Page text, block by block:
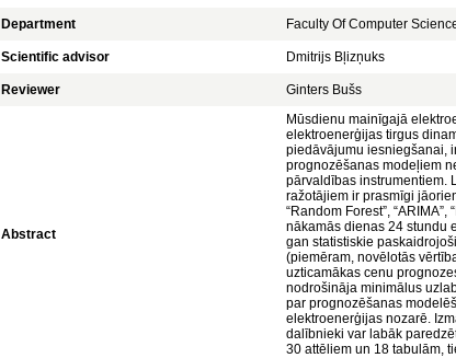
Department Faculty Of Computer
Scientific advisor Dmitrijs Bļizņuks
Reviewer Ginters Bušs
Abstract
Mūsdienu mainīgajā
elektroenerģijas tirgus
piedāvājumu iesniegšanai,
prognozēšanas modeļiem
pārvaldības instrumentiem.
ražotājiem ir prasmīgi
“Random Forest”,
nākamās dienas 24 stundu
gan statistiskie
(piemēram, novēlotās
uzticamākas cenu
nodrošināja minimālus
par prognozēšanas
elektroenerģijas nozarē.
dalībnieki var labāk
30 attēliem un 18 tabulām,